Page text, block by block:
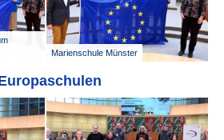
Marienschule Münster